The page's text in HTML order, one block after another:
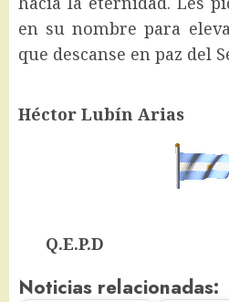
en su nombre para
que descanse en paz del
Héctor Lubín Arias
Q.E.P.D
Noticias relacionadas: